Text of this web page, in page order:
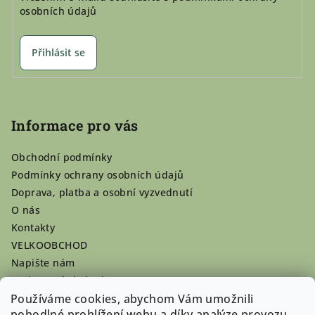
Používáme cookies, abychom Vám umožnili
osobních údajů
Přihlásit se
Informace pro vás
Obchodní podmínky
Podmínky ochrany osobních údajů
Doprava, platba a osobní vyzvednutí
O nás
Kontakty
VELKOOBCHOD
Napište nám
Hodnocení obchodu
Registrace se vyplatí!